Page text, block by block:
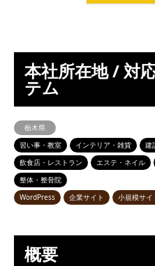
本社所在地 / 対
テム
栃木県
習い事・教室
インテリア・雑貨
建
飲食店・レストラン
エステ・ネイル
整体・整骨院
WordPress
企業サイト 小規模サイ
概要